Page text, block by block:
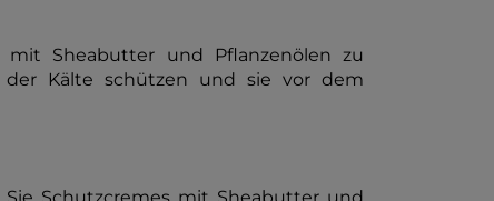
Sheabutter und Pflanzenölen zu
Kälte schützen und sie vor dem